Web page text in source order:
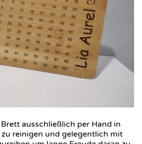
nach einer Kleinigkeit zur
oder einfach nur so?
Lernbrettchen ist das perfekte
und robust
0,8 cm
ausschließlich per Hand in
zu reinigen und gelegentlich mit